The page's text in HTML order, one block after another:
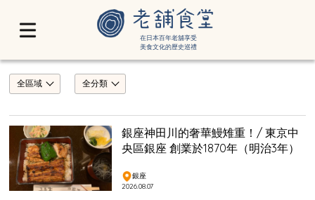
在日本百年老舖享受
美食文化的歷史巡禮
全區域 全分類
銀座神田川的奢華鰻雉重！/ 東京中
央區銀座 創業於1870年（明治3年）
銀座
2026.08.07